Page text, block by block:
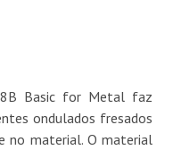
Basic for Metal faz
ondulados fresados
no material. O material